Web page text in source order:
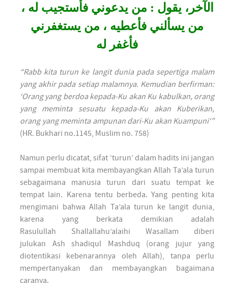
الآخر، يقول : من يدعوني فأستجيب له ،
من يسألني فأعطيه ، من يستغفرني
فأغفر له
“Rabb kita turun ke langit dunia pada sepertiga malam
yang akhir pada setiap malamnya. Kemudian berfirman:
‘Orang yang berdoa kepada-Ku akan Ku kabulkan, orang
yang meminta sesuatu kepada-Ku akan Kuberikan,
orang yang meminta ampunan dari-Ku akan Kuampuni‘”
(HR. Bukhari no.1145, Muslim no. 758)
Namun perlu dicatat, sifat ‘turun’ dalam hadits ini jangan
sampai membuat kita membayangkan Allah Ta’ala turun
sebagaimana manusia turun dari suatu tempat ke
tempat lain. Karena tentu berbeda. Yang penting kita
mengimani bahwa Allah Ta’ala turun ke langit dunia,
karena yang berkata demikian adalah
Rasulullah Shallallahu’alaihi Wasallam diberi
julukan Ash shadiqul Mashduq (orang jujur yang
diotentikasi kebenarannya oleh Allah), tanpa perlu
mempertanyakan dan membayangkan bagaimana
caranya.